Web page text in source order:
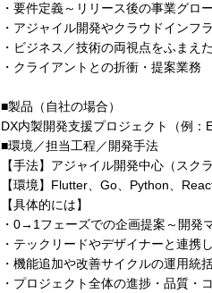
・要件定義～リリース後の事業グロ
・アジャイル開発やクラウドインフ
・ビジネス／技術の両視点をふまえ
・クライアントとの折衝・提案業務
■製品（自社の場合）
DX内製開発支援プロジェクト（例：
■環境／担当工程／開発手法
【手法】アジャイル開発中心（スクラ
【環境】Flutter、Go、Python、
【具体的には】
・0→1フェーズでの企画提案～開発
・テックリードやデザイナーと連携
・機能追加や改善サイクルの運用統
・プロジェクト全体の進捗・品質・